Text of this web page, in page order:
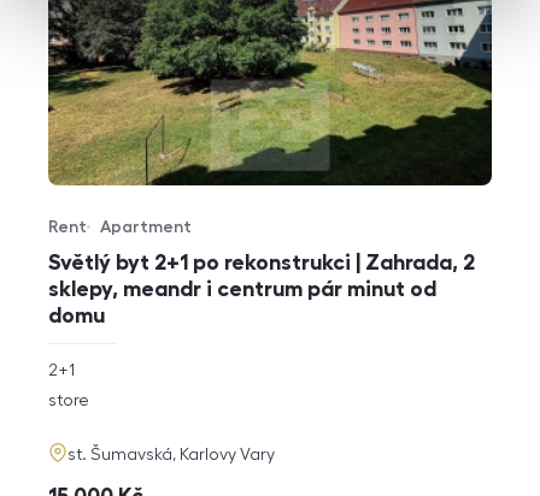
Světlý byt 2+1 po rekonstrukci | Zahrada, 2
sklepy, meandr i centrum pár minut od
domu
Offer type
Rent
Property type
Apartment
rozměry
2+1
funkce
store
adresa
st. Šumavská, Karlovy Vary